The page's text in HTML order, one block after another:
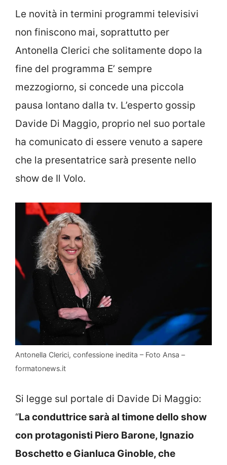
Le novità in termini programmi televisivi
non finiscono mai, soprattutto per
Antonella Clerici che solitamente dopo la
fine del programma E’ sempre
mezzogiorno, si concede una piccola
pausa lontano dalla tv. L’esperto gossip
Davide Di Maggio, proprio nel suo portale
ha comunicato di essere venuto a sapere
che la presentatrice sarà presente nello
show de Il Volo.
Antonella Clerici, confessione inedita – Foto Ansa –
formatonews.it
Si legge sul portale di Davide Di Maggio:
“La conduttrice sarà al timone dello show
con protagonisti Piero Barone, Ignazio
Boschetto e Gianluca Ginoble, che